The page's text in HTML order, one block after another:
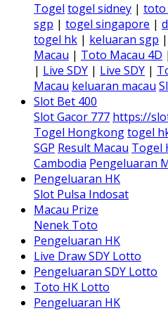
Togel togel sidney | toto
sgp | togel singapore |
togel hk | keluaran sgp |
Macau | Toto Macau 4D |
| Live SDY | Live SDY |
Macau keluaran macau
Slot Bet 400
Slot Gacor 777 https://
Togel Hongkongtogel
SGP Result Macau Togel
Cambodia Pengeluaran
Pengeluaran HK
Slot Pulsa Indosat
Macau Prize
Nenek Toto
Pengeluaran HK
Live Draw SDY Lotto
Pengeluaran SDY Lotto
Toto HK Lotto
Pengeluaran HK